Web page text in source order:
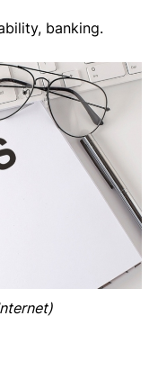
banking.